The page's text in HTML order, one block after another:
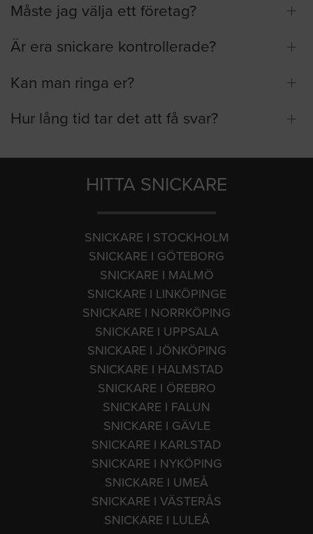
Måste jag välja ett företag?
Är era snickare kontrollerade?
Kan man ringa er?
Hur lång tid tar det att få svar?
HITTA SNICKARE
SNICKARE I STOCKHOLM
SNICKARE I GÖTEBORG
SNICKARE I MALMÖ
SNICKARE I LINKÖPINGE
SNICKARE I NORRKÖPING
SNICKARE I UPPSALA
SNICKARE I JÖNKÖPING
SNICKARE I HALMSTAD
SNICKARE I ÖREBRO
SNICKARE I FALUN
SNICKARE I GÄVLE
SNICKARE I KARLSTAD
SNICKARE I NYKÖPING
SNICKARE I UMEÅ
SNICKARE I VÄSTERÅS
SNICKARE I LULEÅ